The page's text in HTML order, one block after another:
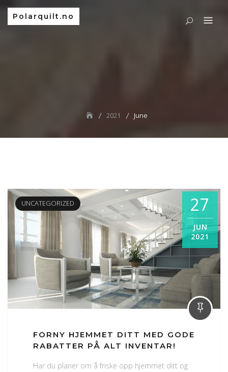
Polarquilt.no
2021 June
UNCATEGORIZED 27
JUN
2021
FORNY HJEMMET DITT MED GODE
RABATTER PÅ ALT INVENTAR!
Har du planer om å friske opp hjemmet ditt og